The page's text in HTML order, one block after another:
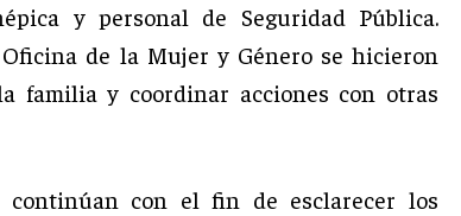
y personal de Seguridad Pública.
de la Mujer y Género se hicieron
familia y coordinar acciones con otras
continúan con el fin de esclarecer los